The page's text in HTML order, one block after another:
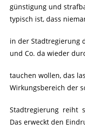
günstigung und
typisch ist, dass
in der Stadtregierung
und Co. da wieder
tauchen wollen, das
Wirkungsbereich der
Stadtregierung reiht
Das erweckt den